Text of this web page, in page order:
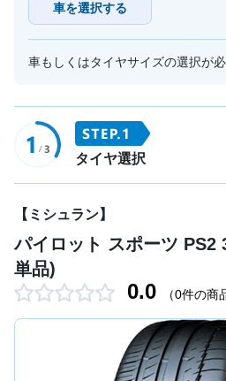
車を選択する
車もしくはタイヤサイズの選択が必
タイヤ選択
【ミシュラン】
パイロット スポーツ PS2
単品)
0.0 （0件の商